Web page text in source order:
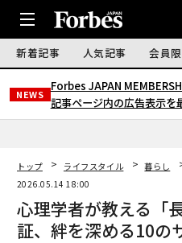
新着記事 人気記事 会員
NEWS
Forbes JAPAN
記事ページ内の広告表示を
トップ ライフスタイル 暮らし
2026.05.14 18:00
心理学者が教える「
証、絆を深める10の